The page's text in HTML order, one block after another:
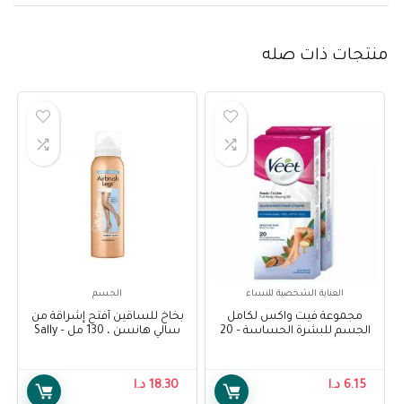
منتجات ذات صله
العناية الشخصية للنساء
مجموعة فيت واكس لكامل
الجسم للبشرة الحساسة – 20
6.15 د.ا
الجسم
بخاخ للساقين أفتح إشراقة من
سالي هانسن ، 130 مل – Sally
18.30 د.ا